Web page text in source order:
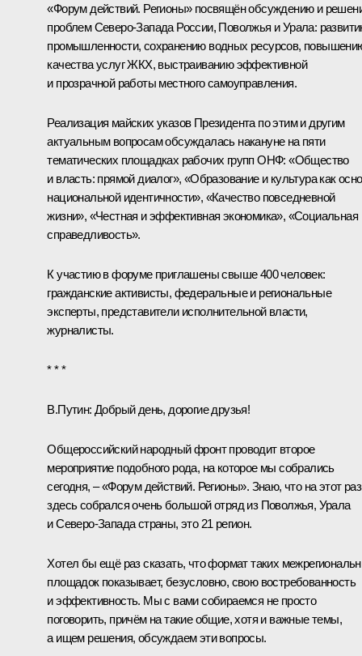
«Форум действий. Регионы» посвящён обсуждению и
проблем Северо-Запада России, Поволжья и Урала:
промышленности, сохранению водных ресурсов,
качества услуг ЖКХ, выстраиванию эффективной
и прозрачной работы местного самоуправления.
Реализация майских указов Президента по этим и другим
актуальным вопросам обсуждалась накануне на пяти
тематических площадках рабочих групп ОНФ: «Общество
и власть: прямой диалог», «Образование и культура как
национальной идентичности», «Качество повседневной
жизни», «Честная и эффективная экономика», «Социальная
справедливость».
К участию в форуме приглашены свыше 400 человек:
гражданские активисты, федеральные и региональные
эксперты, представители исполнительной власти,
журналисты.
* * *
В.Путин: Добрый день, дорогие друзья!
Общероссийский народный фронт проводит второе
мероприятие подобного рода, на которое мы собрались
сегодня, – «Форум действий. Регионы». Знаю, что на этот раз
здесь собрался очень большой отряд из Поволжья, Урала
и Северо-Запада страны, это 21 регион.
Хотел бы ещё раз сказать, что формат таких
площадок показывает, безусловно, свою востребованность
и эффективность. Мы с вами собираемся не просто
поговорить, причём на такие общие, хотя и важные темы,
а ищем решения, обсуждаем эти вопросы.